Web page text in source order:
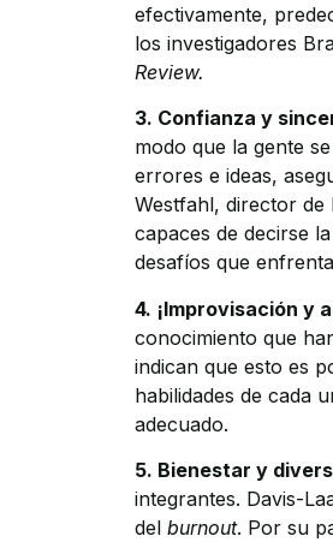
efectivamente,
los investigadores
Review.
3. Confianza y
modo que la gente
errores e ideas,
Westfahl, director de
capaces de decirse
desafíos que
4. ¡Improvisación y
conocimiento que
indican que esto es
habilidades de cada
adecuado.
5. Bienestar y
integrantes. Davis-
del burnout. Por su